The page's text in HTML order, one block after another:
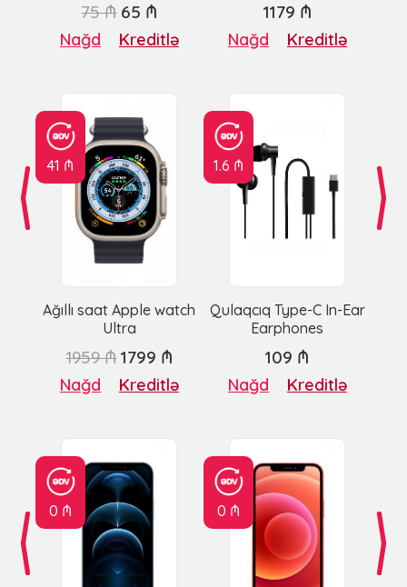
75 ₼ 65 ₼
Nağd Kreditlə
1179 ₼
Nağd Kreditlə
41 ₼
Ağıllı saat Apple watch
Ultra
1.6 ₼
Qulaqcıq Type-C In-Ear
Earphones
1959 ₼ 1799 ₼
Nağd Kreditlə
109 ₼
Nağd Kreditlə
0 ₼ 0 ₼